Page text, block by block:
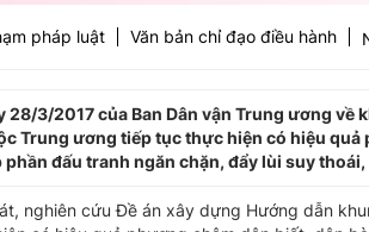
pháp luật Văn bản chỉ đạo điều hành
28/3/2017 của Ban Dân vận Trung ương
Trung ương tiếp tục thực hiện có hiệu
đấu tranh ngăn chặn, đẩy lùi suy
nghiên cứu Đề án xây dựng Hướng dẫn